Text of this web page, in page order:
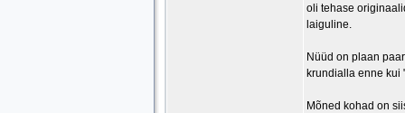
oli tehase
laiguline.
Nüüd on plaan
krundialla enne kui
Mõned kohad on